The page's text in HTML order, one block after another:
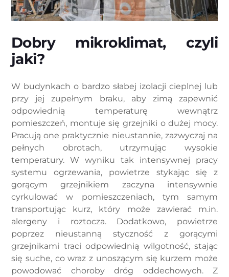
Dobry mikroklimat, czyli
jaki?
W budynkach o bardzo słabej izolacji cieplnej lub
przy jej zupełnym braku, aby zimą zapewnić
odpowiednią temperaturę wewnątrz
pomieszczeń, montuje się grzejniki o dużej mocy.
Pracują one praktycznie nieustannie, zazwyczaj na
pełnych obrotach, utrzymując wysokie
temperatury. W wyniku tak intensywnej pracy
systemu ogrzewania, powietrze stykając się z
gorącym grzejnikiem zaczyna intensywnie
cyrkulować w pomieszczeniach, tym samym
transportując kurz, który może zawierać m.in.
alergeny i roztocza. Dodatkowo, powietrze
poprzez nieustanną styczność z gorącymi
grzejnikami traci odpowiednią wilgotność, stając
się suche, co wraz z unoszącym się kurzem może
powodować choroby dróg oddechowych. Z